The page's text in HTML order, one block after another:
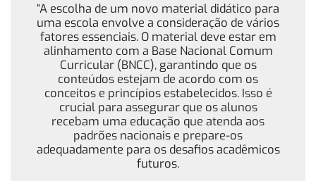
“A escolha de um novo material didático para
uma escola envolve a consideração de vários
fatores essenciais. O material deve estar em
alinhamento com a Base Nacional Comum
Curricular (BNCC), garantindo que os
conteúdos estejam de acordo com os
conceitos e princípios estabelecidos. Isso é
crucial para assegurar que os alunos
recebam uma educação que atenda aos
padrões nacionais e prepare-os
adequadamente para os desafios acadêmicos
futuros.